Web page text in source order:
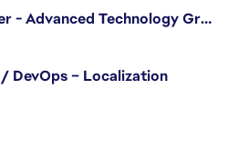
Senior Software Engineer - Advanced Technology Group
DevOps – Localization